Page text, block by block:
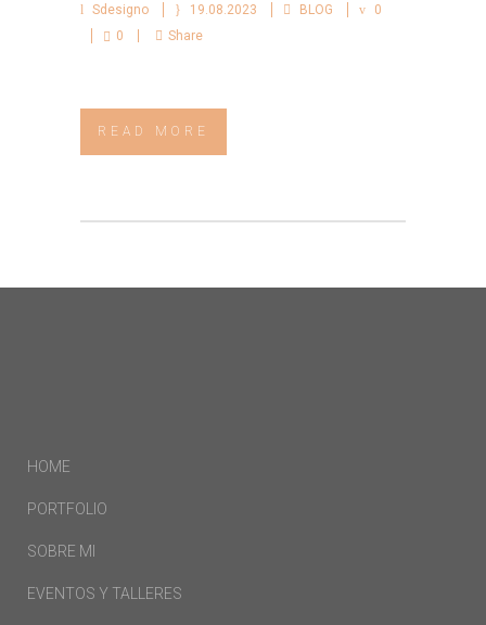
Sdesigno 19.08.2023 BLOG
0
0
Share
READ MORE
HOME
PORTFOLIO
SOBRE MI
EVENTOS Y TALLERES